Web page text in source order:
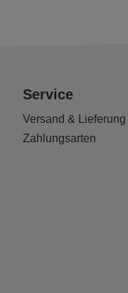
Service
Versand & Lieferung
Zahlungsarten